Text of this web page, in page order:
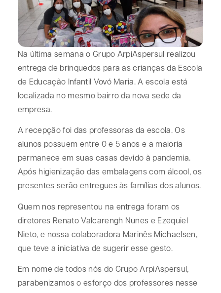
Na última semana o Grupo ArpiAspersul realizou
entrega de brinquedos para as crianças da Escola
de Educação Infantil Vovó Maria. A escola está
localizada no mesmo bairro da nova sede da
empresa.
A recepção foi das professoras da escola. Os
alunos possuem entre 0 e 5 anos e a maioria
permanece em suas casas devido à pandemia.
Após higienização das embalagens com álcool, os
presentes serão entregues às famílias dos alunos.
Quem nos representou na entrega foram os
diretores Renato Valcarengh Nunes e Ezequiel
Nieto, e nossa colaboradora Marinês Michaelsen,
que teve a iniciativa de sugerir esse gesto.
Em nome de todos nós do Grupo ArpiAspersul,
parabenizamos o esforço dos professores nesse